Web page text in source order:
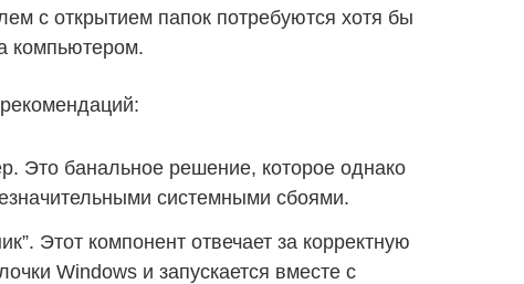
с открытием папок потребуются хотя бы
компьютером.
Это банальное решение, которое однако
системными сбоями.
Этот компонент отвечает за корректную
Windows и запускается вместе с